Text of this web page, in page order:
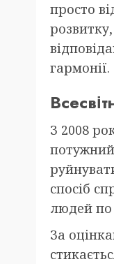
просто
гармонії.
З 2008
спосіб
людей по
За